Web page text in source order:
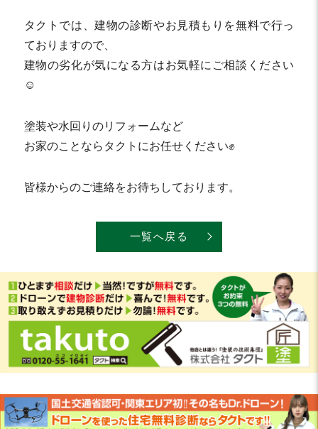
タクトでは、建物の診断やお見積もりを無料で行っ
ておりますので、
建物の劣化が気になる方はお気軽にご相談ください
☺️
塗装や水回りのリフォームなど
お家のことならタクトにお任せください✊
皆様からのご連絡をお待ちしております。
一覧へ戻る